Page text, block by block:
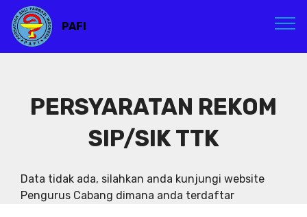
PAFI
PERSYARATAN REKOM
SIP/SIK TTK
Data tidak ada, silahkan anda kunjungi website
Pengurus Cabang dimana anda terdaftar